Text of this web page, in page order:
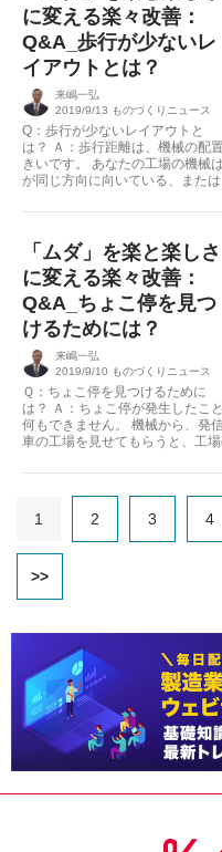
に変える楽々改善：
Q&A_歩行が少ないレ
イアウトとは？
来嶋一弘
2019/9/13 ものづくりニュース
Q：歩行が少ないレイアウトと
は？ Ａ：歩行距離は、機械の配
きいです。 あなたの工場の機械
が同じ方向に向いている、また
「ムダ」を楽と楽しさ
に変える楽々改善：
Q&A_ちょこ停を見つ
けるためには？
来嶋一弘
2019/9/10 ものづくりニュース
Ｑ：ちょこ停を見つけるために
は？ Ａ：ちょこ停が発生したこ
何もできません。 機械から、発
車の工場を見せてもらうと、工
1 2 3 4
>>